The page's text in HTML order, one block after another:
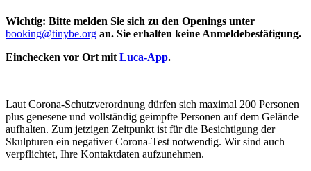
Wichtig: Bitte melden Sie sich zu den Openings unter
booking@tinybe.org an. Sie erhalten keine Anmeldebestätigung.
Einchecken vor Ort mit Luca-App.
Laut Corona-Schutzverordnung dürfen sich maximal 200 Personen
plus genesene und vollständig geimpfte Personen auf dem Gelände
aufhalten. Zum jetzigen Zeitpunkt ist für die Besichtigung der
Skulpturen ein negativer Corona-Test notwendig. Wir sind auch
verpflichtet, Ihre Kontaktdaten aufzunehmen.